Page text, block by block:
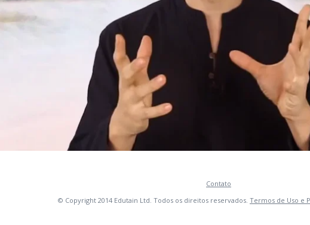
Contato
© Copyright 2014 Edutain Ltd. Todos os direitos reservados. Termos de Uso e